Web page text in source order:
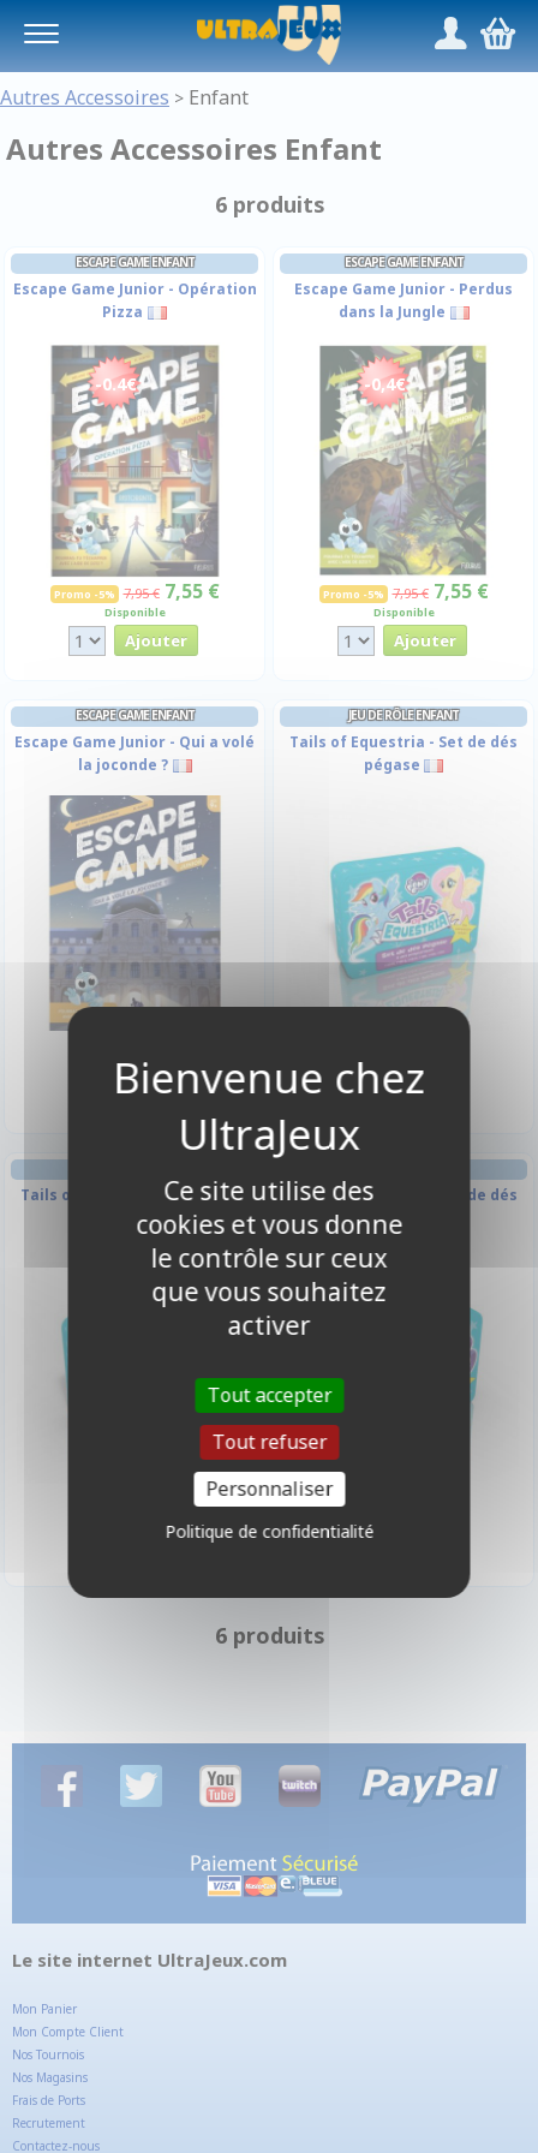
/,
Autres Accessoires > Enfant
Autres Accessoires Enfant
6 produits
ESCAPE GAME ENFANT
Escape Game Junior - Opération
Pizza
-0.4€
Promo -5% 7,95 € 7,55 €
Disponible
ESCAPE GAME ENFANT
Escape Game Junior - Perdus
dans la Jungle
-0,4€
Promo -5% 7,95 € 7,55 €
Disponible
ESCAPE GAME ENFANT
Escape Game Junior - Qui a volé
la joconde ?
Disponible
JEU DE RÔLE ENFANT
Tails of Equestria - Set de dés
pégase
Tails of Equestria - Set de dés
terrestres
Tails of Equestria - Set de dés
Licorne
6 produits
Le site internet UltraJeux.com
Mon Panier
Mon Compte Client
Nos Tournois
Nos Magasins
Frais de Ports
Recrutement
Contactez-nous
Ce site utilise des
cookies et vous donne
le contrôle sur ceux
que vous souhaitez
activer
Tout accepter
Tout refuser
Personnaliser
Politique de confidentialité